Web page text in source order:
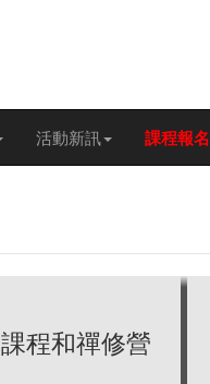
活動新訊 課程報名
課程和禪修營